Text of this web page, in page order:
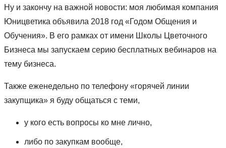
Ну и закончу на важной новости: моя любимая компания
Юницветика объявила 2018 год «Годом Общения и
Обучения». В его рамках от имени Школы Цветочного
Бизнеса мы запускаем серию бесплатных вебинаров на
тему бизнеса.
Также еженедельно по телефону «горячей линии
закупщика» я буду общаться с теми,
у кого есть вопросы ко мне лично,
либо по закупкам вообще,